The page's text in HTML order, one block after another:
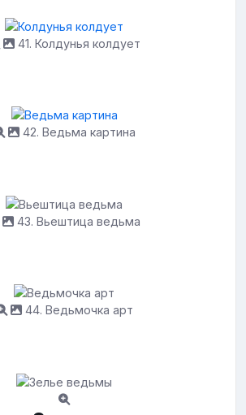
41. Колдунья колдует
42. Ведьма картина
43. Вьештица ведьма
44. Ведьмочка арт